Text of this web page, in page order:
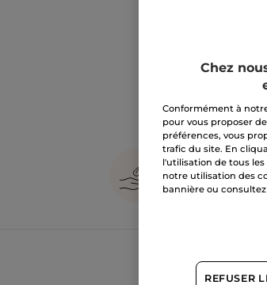
100%
végétaux
Chez
Conformément à
pour vous proposer
préférences, vous
trafic du site. En
l'utilisation de tous
notre utilisation des
bannière ou
REFUSER